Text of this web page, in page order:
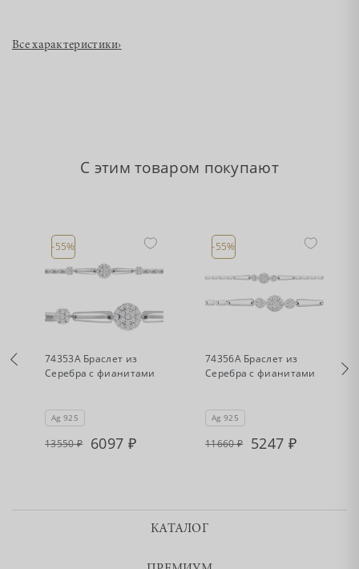
Все характеристики›
С этим товаром покупают
-55%
74353А Браслет из
Серебра с фианитами
Ag 925
13550 6097
-55%
74356А Браслет из
Серебра с фианитами
Ag 925
11660 5247
КАТАЛОГ